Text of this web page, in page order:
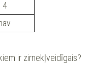
4
ir zirnekļveidīgais?